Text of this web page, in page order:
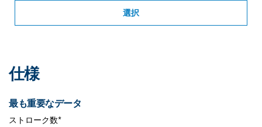
選択
仕様
最も重要なデータ
ストローク数*